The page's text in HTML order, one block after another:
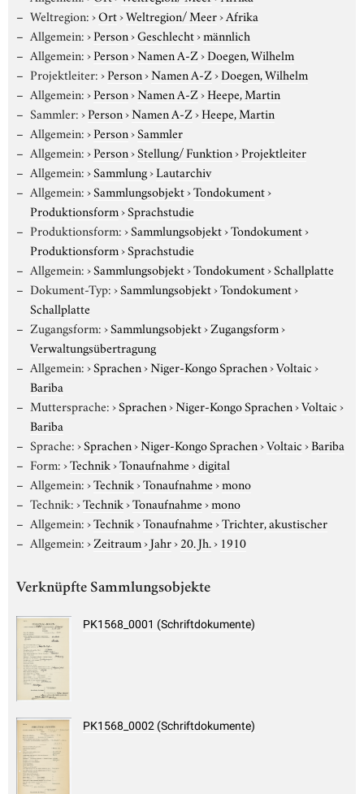
Weltregion:›Ort›Weltregion/ Meer›Afrika
Allgemein:›Person›Geschlecht›männlich
Allgemein:›Person›Namen A-Z›Doegen, Wilhelm
Projektleiter:›Person›Namen A-Z›Doegen, Wilhelm
Allgemein:›Person›Namen A-Z›Heepe, Martin
Sammler:›Person›Namen A-Z›Heepe, Martin
Allgemein:›Person›Sammler
Allgemein:›Person›Stellung/ Funktion›Projektleiter
Allgemein:›Sammlung›Lautarchiv
Allgemein:›Sammlungsobjekt›Tondokument›
Produktionsform›Sprachstudie
Produktionsform:›Sammlungsobjekt›Tondokument›
Produktionsform›Sprachstudie
Allgemein:›Sammlungsobjekt›Tondokument›Schallplatte
Dokument-Typ:›Sammlungsobjekt›Tondokument›
Schallplatte
Zugangsform:›Sammlungsobjekt›Zugangsform›
Verwaltungsübertragung
Allgemein:›Sprachen›Niger-Kongo Sprachen›Voltaic›
Bariba
Muttersprache:›Sprachen›Niger-Kongo Sprachen›Voltaic›
Bariba
Sprache:›Sprachen›Niger-Kongo Sprachen›Voltaic›Bariba
Form:›Technik›Tonaufnahme›digital
Allgemein:›Technik›Tonaufnahme›mono
Technik:›Technik›Tonaufnahme›mono
Allgemein:›Technik›Tonaufnahme›Trichter, akustischer
Allgemein:›Zeitraum›Jahr›20. Jh.› 1910
Verknüpfte Sammlungsobjekte
PK1568_0001 (Schriftdokumente)
PK1568_0002 (Schriftdokumente)